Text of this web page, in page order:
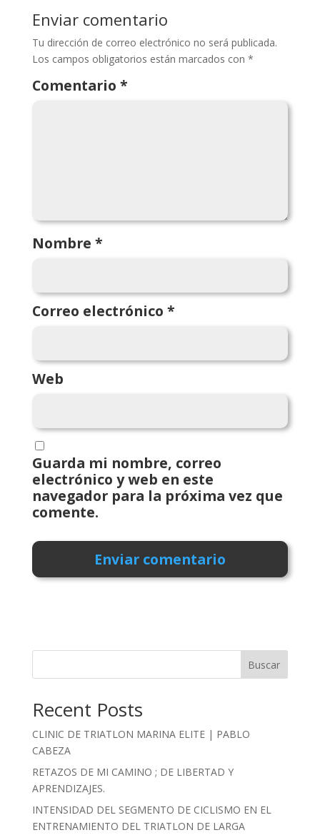
Enviar comentario
Tu dirección de correo electrónico no será publicada.
Los campos obligatorios están marcados con *
Comentario *
Nombre *
Correo electrónico *
Web
Guarda mi nombre, correo
electrónico y web en este
navegador para la próxima vez que
comente.
Buscar
Recent Posts
CLINIC DE TRIATLON MARINA ELITE | PABLO
CABEZA
RETAZOS DE MI CAMINO ; DE LIBERTAD Y
APRENDIZAJES.
INTENSIDAD DEL SEGMENTO DE CICLISMO EN EL
ENTRENAMIENTO DEL TRIATLON DE LARGA